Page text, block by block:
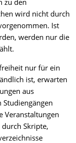
zu den
wird nicht durch
Ist
werden nur die
nur für ein
ist, erwarten
aus
Studiengängen
Veranstaltungen
Skripte,